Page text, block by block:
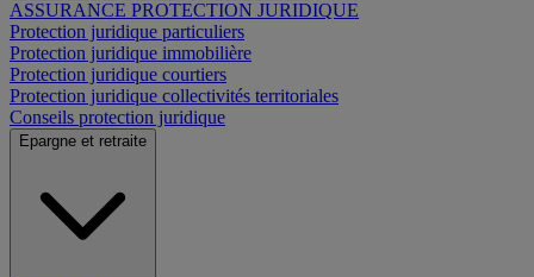
ASSURANCE PROTECTION JURIDIQUE
Protection juridique particuliers
Protection juridique immobilière
Protection juridique courtiers
Protection juridique collectivités territoriales
Conseils protection juridique
Epargne et retraite